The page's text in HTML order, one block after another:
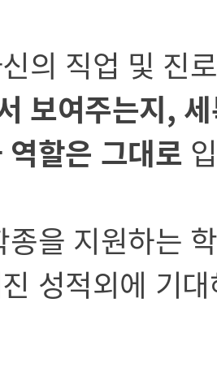
의 직업 및 진
보여주는지,
역할은 그대로
종을 지원하는
성적외에 기